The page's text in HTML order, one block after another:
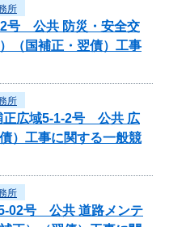
所
2号 公共 防災・安全交
（国補正・翌債）工事
所
正広域5-1-2号 公共 広
）工事に関する一般競
所
02号 公共 道路メンテ